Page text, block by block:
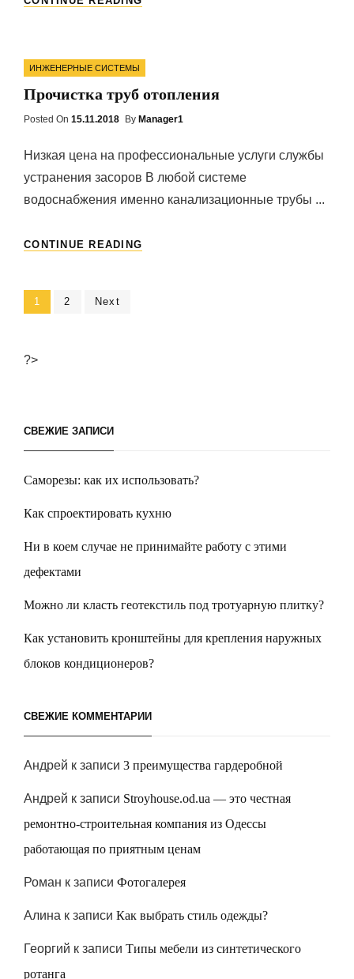
ИСПОЛЬЗУЕТСЯ
НА
ЗАВОДАХ
Categories
ИНЖЕНЕРНЫЕ СИСТЕМЫ
Прочистка труб отопления
Posted On Posted
15.11.2018 By Manager1
Низкая цена на профессиональные услуги службы
устранения засоров В любой системе
водоснабжения именно канализационные трубы ...
CONTINUE READING
Навигация
записям
Page
1 Page
2 Next
?>
СВЕЖИЕ ЗАПИСИ
Саморезы: как их использовать?
Как спроектировать кухню
Ни в коем случае не принимайте работу с этими
дефектами
Можно ли класть геотекстиль под тротуарную плитку?
Как установить кронштейны для крепления наружных
блоков кондиционеров?
СВЕЖИЕ КОММЕНТАРИИ
Андрей к записи 3 преимущества гардеробной
Андрей к записи Stroyhouse.od.ua — это честная
ремонтно-строительная компания из Одессы
работающая по приятным ценам
Роман к записи Фотогалерея
Алина к записи Как выбрать стиль одежды?
Георгий к записи Типы мебели из синтетического
ротанга